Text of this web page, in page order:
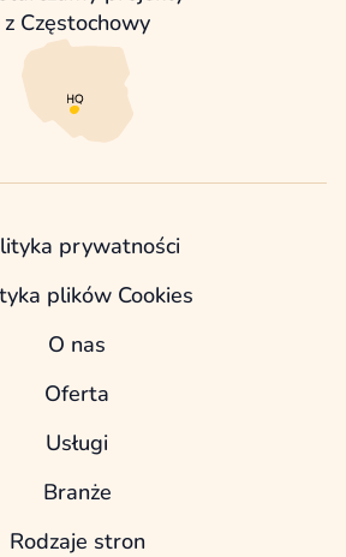
z Częstochowy
prywatności
plików Cookies
O nas
Oferta
Usługi
Branże
Rodzaje stron